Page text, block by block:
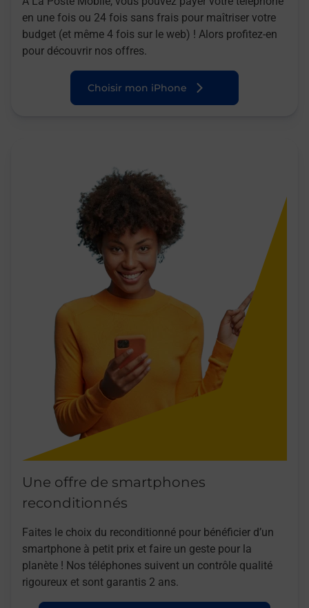
en une fois ou 24 fois sans frais pour maîtriser votre
budget (et même 4 fois sur le web) ! Alors profitez-en
pour découvrir nos offres.
Choisir mon iPhone
Une offre de smartphones
reconditionnés
Faites le choix du reconditionné pour bénéficier d’un
smartphone à petit prix et faire un geste pour la
planète ! Nos téléphones suivent un contrôle qualité
rigoureux et sont garantis 2 ans.